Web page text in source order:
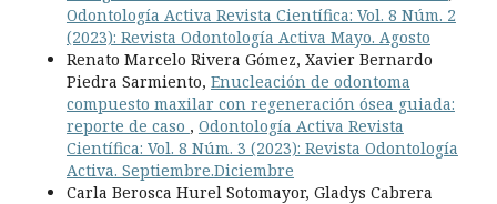
Odontología Activa Revista Científica: Vol. 8 Núm. 2
(2023): Revista Odontología Activa Mayo. Agosto
Renato Marcelo Rivera Gómez, Xavier Bernardo
Piedra Sarmiento, Enucleación de odontoma
compuesto maxilar con regeneración ósea guiada:
reporte de caso , Odontología Activa Revista
Científica: Vol. 8 Núm. 3 (2023): Revista Odontología
Activa. Septiembre.Diciembre
Carla Berosca Hurel Sotomayor, Gladys Cabrera